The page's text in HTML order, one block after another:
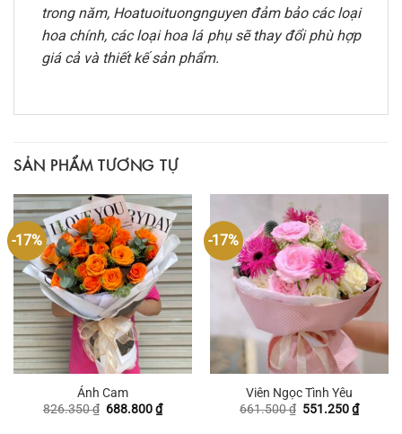
trong năm, Hoatuoituongnguyen đảm bảo các loại
hoa chính, các loại hoa lá phụ sẽ thay đổi phù hợp
giá cả và thiết kế sản phẩm.
SẢN PHẨM TƯƠNG TỰ
-17%
Ánh Cam
826.350₫ Giá
688.800₫Giá
hiện
-17%
Viên Ngọc Tình Yêu
661.500₫ Giá
551.250₫Giá
hiện